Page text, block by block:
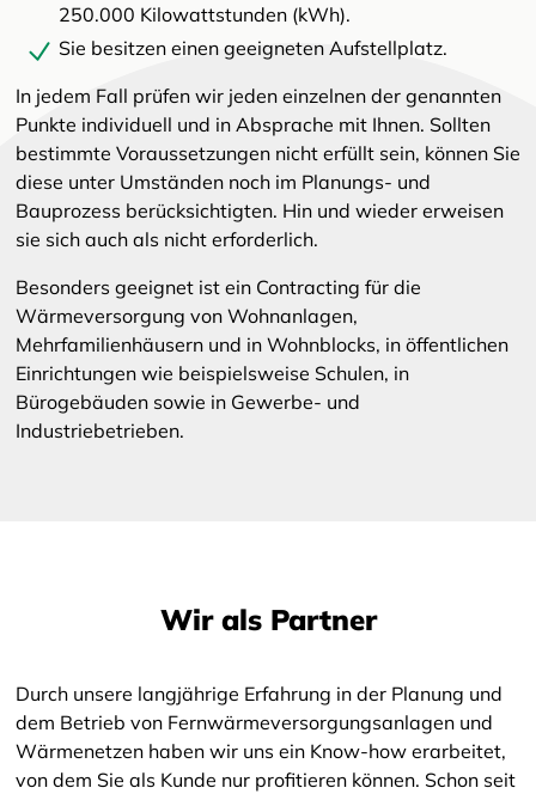
250.000 Kilowattstunden (kWh).
Sie besitzen einen geeigneten Aufstellplatz.
In jedem Fall prüfen wir jeden einzelnen der genannten
Punkte individuell und in Absprache mit Ihnen. Sollten
bestimmte Voraussetzungen nicht erfüllt sein, können Sie
diese unter Umständen noch im Planungs- und
Bauprozess berücksichtigten. Hin und wieder erweisen
sie sich auch als nicht erforderlich.
Besonders geeignet ist ein Contracting für die
Wärmeversorgung von Wohnanlagen,
Mehrfamilienhäusern und in Wohnblocks, in öffentlichen
Einrichtungen wie beispielsweise Schulen, in
Bürogebäuden sowie in Gewerbe- und
Industriebetrieben.
Wir als Partner
Durch unsere langjährige Erfahrung in der Planung und
dem Betrieb von Fernwärmeversorgungsanlagen und
Wärmenetzen haben wir uns ein Know-how erarbeitet,
von dem Sie als Kunde nur profitieren können. Schon seit